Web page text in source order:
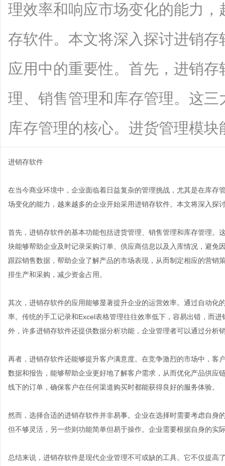
理效率和响应市场变化的能力
存软件。本文将深入探讨进销
应用中的重要性。首先，进销
理、销售管理和库存管理。这
库存管理的核心。进货管理模
进销存软件
在当今商业环境中，企业面临着日益复杂的管理挑战，尤其是在库存
场变化的能力，越来越多的企业开始采用进销存软件。本文将深入探
首先，进销存软件的基本功能包括进货管理、销售管理和库存管理。
块能够帮助企业及时记录采购订单、供应商信息以及入库情况，避免
跟踪销售数据，帮助企业了解产品的市场表现，从而制定相应的营
排生产和采购，减少资金占用。
其次，进销存软件的应用能够显著提升企业的运营效率。通过自动化
率。传统的手工记录和Excel表格管理往往效率低下，容易出错，而
外，许多进销存软件还提供数据分析功能，企业管理者可以通过分析
再者，进销存软件还能够提升客户满意度。在竞争激烈的市场中，客
数据和报告，能够帮助企业更好地了解客户需求，从而优化产品供应
线下的订单，确保客户在任何渠道购买时都能获得良好的服务体验。
然而，选择合适的进销存软件并非易事。企业在选择时需要考虑自身
但不够灵活，另一些则功能简单但易于操作。企业需要根据自身的实
总结来说，进销存软件是现代企业管理不可或缺的工具。它不仅提